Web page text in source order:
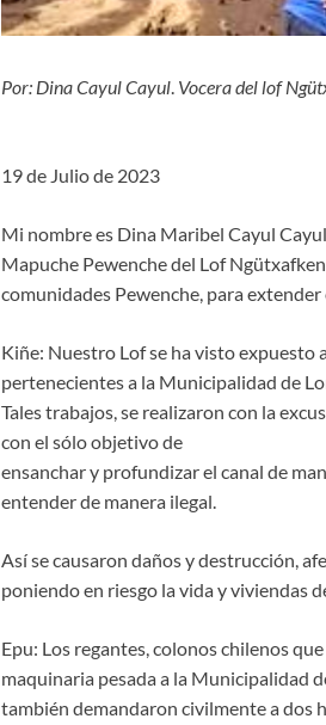
Por: Dina Cayul Cayul. Vocera del lof
19 de Julio de 2023
Mi nombre es Dina Maribel Cayul
Mapuche Pewenche del Lof
comunidades Pewenche, para
Kiñe: Nuestro Lof se ha visto expuesto
pertenecientes a la Municipalidad de
Tales trabajos, se realizaron con la
con el sólo objetivo de
ensanchar y profundizar el canal de
entender de manera ilegal.
Así se causaron daños y destrucción,
poniendo en riesgo la vida y viviendas
Epu: Los regantes, colonos chilenos
maquinaria pesada a la Municipalidad
también demandaron civilmente a dos